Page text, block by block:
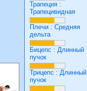
Трапеция :
Трапецивидная
Плечи : Средняя
дельта
Бицепс : Длинный
пучок
Трицепс : Длинный
пучок